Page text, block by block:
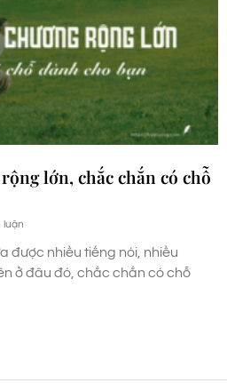
lớn, chắc chắn có chỗ
luận
được nhiều tiếng nói, nhiều
ở đâu đó, chắc chắn có chỗ